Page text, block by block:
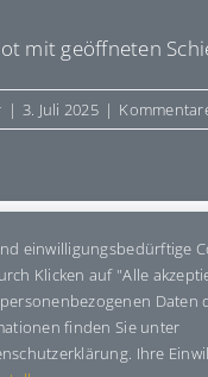
mit geöffneten
| 3. Juli 2025 |
Choose Your
einwilligungsbedürftige
Klicken auf "Alle
Daten
finden Sie unter
Ihre